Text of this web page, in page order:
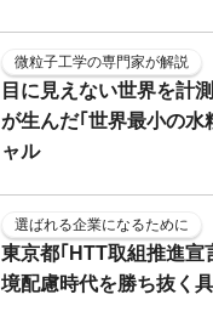
微粒子工学の専門家が解説
目に見えない世界を計
が生んだ｢世界最小の水
ャル
選ばれる企業になるために
東京都｢HTT取組推進宣
境配慮時代を勝ち抜く